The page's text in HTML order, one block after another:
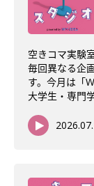
空きコマ実験
毎回異なる企
す。今月は「
大学生・専門